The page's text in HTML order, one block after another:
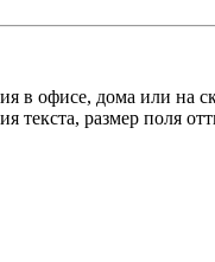
в офисе, дома или на
текста, размер поля